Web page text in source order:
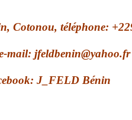
Cotonou, téléphone:
mail: jfeldbenin@yahoo.fr
J_FELD Bénin